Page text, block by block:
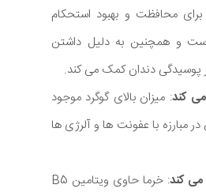
محافظت و بهبود استحکام
و همچنین به دلیل داشتن
پوسیدگی دندان کمک می کند.
کند: میزان بالای گوگرد موجود
مبارزه با عفونت ها و آلرژی ها
کند
: خرما حاوی ویتامین B5